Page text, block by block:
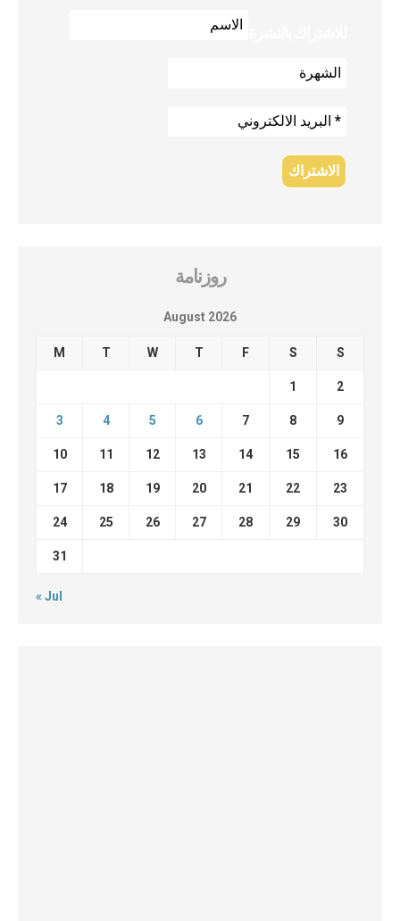
روزنامة
August 2026
M T W T F S S
1 2
3 4 5 6 7 8 9
10 11 12 13 14 15 16
17 18 19 20 21 22 23
24 25 26 27 28 29 30
31
« Jul